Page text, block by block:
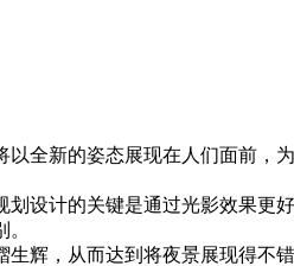
全新的姿态展现在人们面前，
计的关键是通过光影效果更好地
。
，从而达到将夜景展现得不